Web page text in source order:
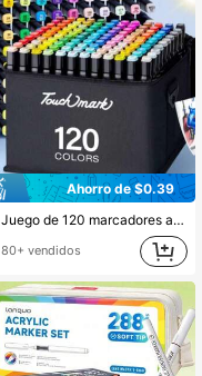
Ahorro de $0.39
Juego de 120 marcadores acrílicos de doble punta, duraderos, resistentes a la decoloración, adecuados para artistas, pintura, ilustración, manualidades, se pueden usar en papel, tela, madera, piedra, plástico, vidrio, cerámica, regalo ideal de Navidad
80+ vendidos